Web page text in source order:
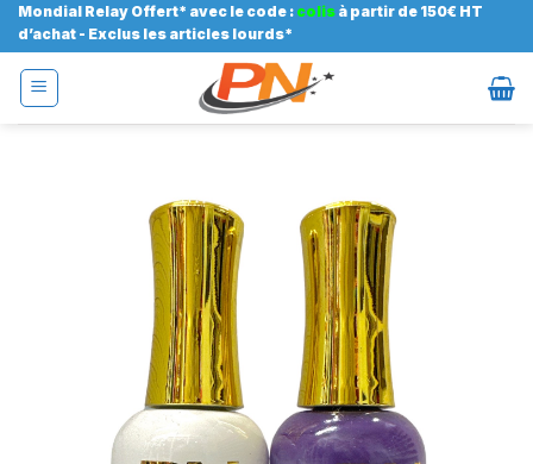
Passer
au
contenu
Mondial Relay Offert* avec le code : colis à partir de 150€ HT
d’achat - Exclus les articles lourds*